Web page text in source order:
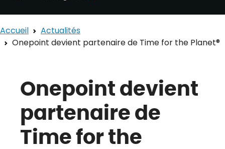
Accueil
Actualités
Onepoint devient partenaire de Time for the Planet®
Onepoint devient
partenaire de
Time for the